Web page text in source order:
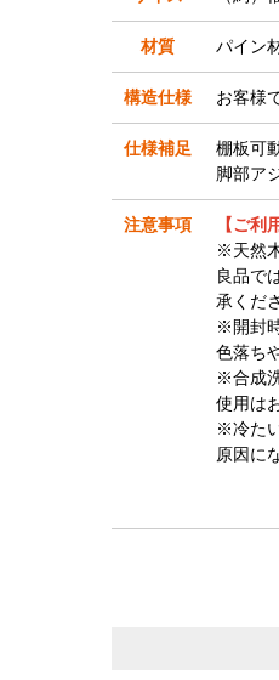
材質 パイン
構造仕様 お客様
仕様補足
棚板可
脚部ア
注意事項
【ご利
※天然
良品で
承くだ
※開封
色落ち
※合成
使用は
※冷た
原因に